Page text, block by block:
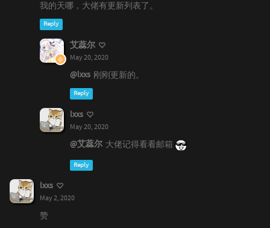
我的天哪，大佬有更新列表了。
Reply
艾蕊尔
May 20, 2020
@lxxs 刚刚更新的。
Reply
lxxs
May 20, 2020
@艾蕊尔 大佬记得看看邮箱
Reply
lxxs
May 2, 2020
赞